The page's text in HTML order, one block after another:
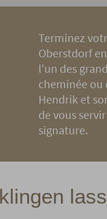
Terminez
Oberstdorf
l'un des
cheminée ou
Hendrik et
de vous
signature.